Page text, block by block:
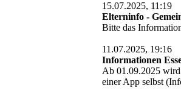
15.07.2025, 11:19
Elterninfo -
Bitte das
11.07.2025, 19:16
Informationen
Ab 01.09.2025 wird
einer App selbst